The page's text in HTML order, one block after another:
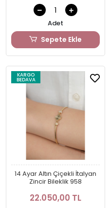
Adet
Sepete Ekle
KARGO
BEDAVA
14 Ayar Altın Çiçekli İtalyan
Zincir Bileklik 958
22.050,00 TL